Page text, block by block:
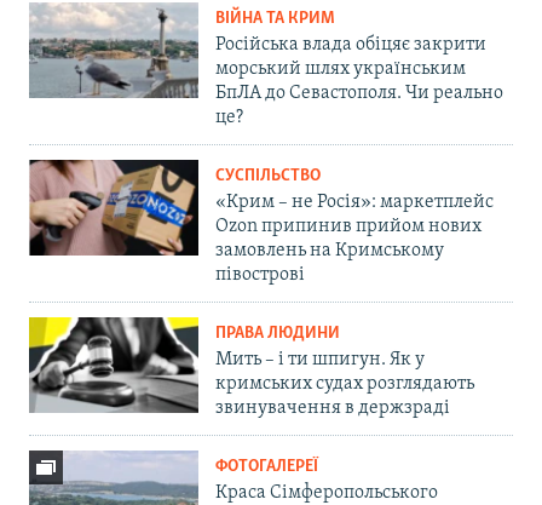
ВІЙНА ТА КРИМ
Російська влада обіцяє закрити
морський шлях українським
БпЛА до Севастополя. Чи реально
це?
СУСПІЛЬСТВО
«Крим – не Росія»: маркетплейс
Ozon припинив прийом нових
замовлень на Кримському
півострові
ПРАВА ЛЮДИНИ
Мить – і ти шпигун. Як у
кримських судах розглядають
звинувачення в держзраді
ФОТОГАЛЕРЕЇ
Краса Сімферопольського